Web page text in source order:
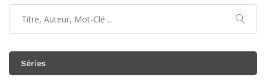
Séries